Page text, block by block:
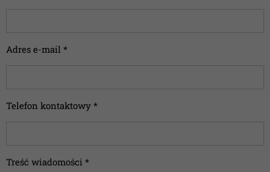
Adres e-mail *
Telefon kontaktowy *
Treść wiadomości *